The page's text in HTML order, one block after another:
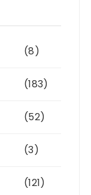
(8)
(183)
(52)
(3)
(121)